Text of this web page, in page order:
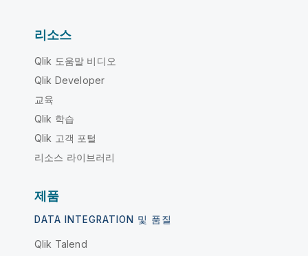
리소스
Qlik 도움말 비디오
Qlik Developer
교육
Qlik 학습
Qlik 고객 포털
리소스 라이브러리
제품
DATA INTEGRATION 및 품질
Qlik Talend